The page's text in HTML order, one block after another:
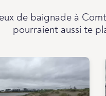
de baignade à
pourraient aussi te